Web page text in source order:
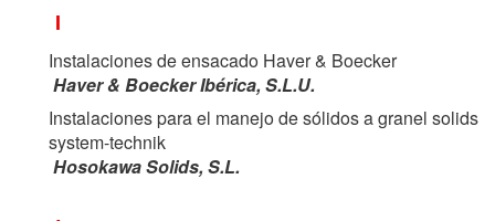
I
Instalaciones de ensacado Haver & Boecker
Haver & Boecker Ibérica, S.L.U.
Instalaciones para el manejo de sólidos a granel solids
system-technik
Hosokawa Solids, S.L.